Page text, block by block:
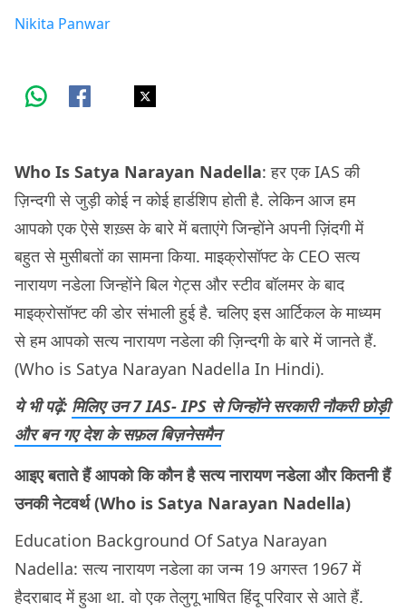
Nikita Panwar
Who Is Satya Narayan Nadella: हर एक IAS की
ज़िन्दगी से जुड़ी कोई न कोई हार्डशिप होती है. लेकिन आज हम
आपको एक ऐसे शख़्स के बारे में बताएंगे जिन्होंने अपनी ज़िंदगी में
बहुत से मुसीबतों का सामना किया. माइक्रोसॉफ्ट के CEO सत्य
नारायण नडेला जिन्होंने बिल गेट्स और स्टीव बॉलमर के बाद
माइक्रोसॉफ्ट की डोर संभाली हुई है. चलिए इस आर्टिकल के माध्यम
से हम आपको सत्य नारायण नडेला की ज़िन्दगी के बारे में जानते हैं.
(Who is Satya Narayan Nadella In Hindi).
ये भी पढ़ें: मिलिए उन 7 IAS- IPS से जिन्होंने सरकारी नौकरी छोड़ी
और बन गए देश के सफ़ल बिज़नेसमैन
आइए बताते हैं आपको कि कौन है सत्य नारायण नडेला और कितनी हैं
उनकी नेटवर्थ (Who is Satya Narayan Nadella)
Education Background Of Satya Narayan
Nadella: सत्य नारायण नडेला का जन्म 19 अगस्त 1967 में
हैदराबाद में हुआ था. वो एक तेलुगू भाषित हिंदू परिवार से आते हैं.